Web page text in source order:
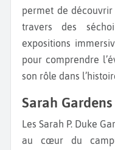
permet de
travers des
expositions
pour comprendre
son rôle dans
Sarah Gardens
Les Sarah P. Duke Gardens sont un véritable havre de paix
au cœur du